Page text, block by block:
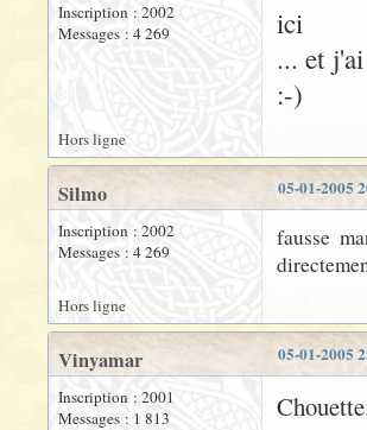
Inscription : 2002
Messages : 4 269
ici
... et
:-)
Hors ligne
05-01-2005
Silmo
Inscription : 2002
Messages : 4 269
fausse
Hors ligne
05-01-2005
Vinyamar
Inscription : 2001
Messages : 1 813